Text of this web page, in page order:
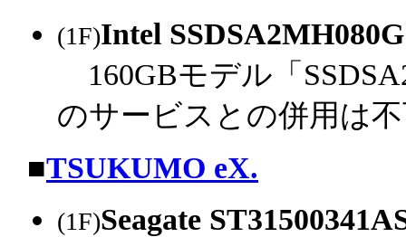
(1F)Intel
160GBモデル「
のサービスとの併用は
■TSUKUMO eX.
(1F)Seagate